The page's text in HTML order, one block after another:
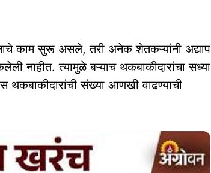
काम सुरू असले, तरी अनेक शेतकऱ्यांनी अद्याप
नाहीत. त्यामुळे बऱ्याच थकबाकीदारांचा सध्या
थकबाकीदारांची संख्या आणखी वाढण्याची